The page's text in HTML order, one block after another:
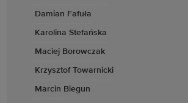
Damian Fafuła
Karolina Stefańska
Maciej Borowczak
Krzysztof Towarnicki
Marcin Biegun